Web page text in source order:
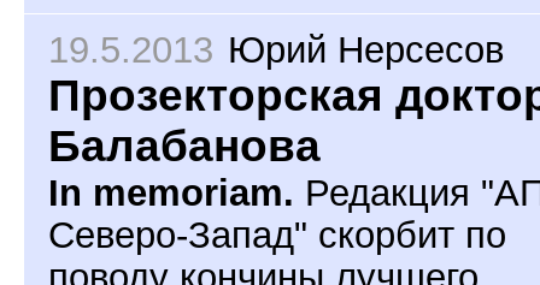
19.5.2013 Юрий Нерсесов
Прозекторская
Балабанова
In memoriam. Редакция
Северо-Запад" скорбит по
поводу кончины лучшего